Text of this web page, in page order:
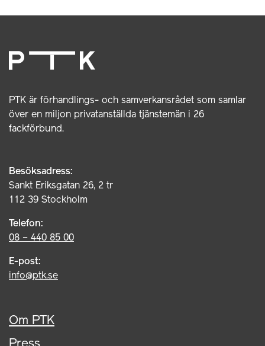
PTK är förhandlings- och samverkansrådet som samlar
över en miljon privatanställda tjänstemän i 26
fackförbund.
Besöksadress:
Sankt Eriksgatan 26, 2 tr
112 39 Stockholm
Telefon:
08 – 440 85 00
E-post:
info@ptk.se
Om PTK